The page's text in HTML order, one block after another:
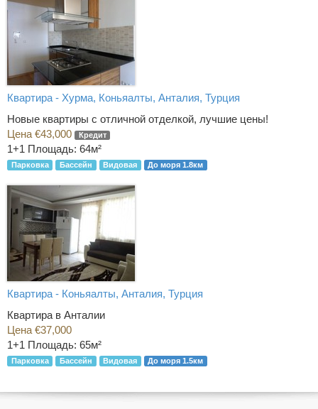
Квартира - Хурма, Коньяалты, Анталия, Турция
Новые квартиры с отличной отделкой, лучшие цены!
Цена €43,000
Кредит
1+1 Площадь: 64м²
Парковка Бассейн Видовая До моря 1.8км
Квартира - Коньяалты, Анталия, Турция
Квартира в Анталии
Цена €37,000
1+1 Площадь: 65м²
Парковка Бассейн Видовая До моря 1.5км